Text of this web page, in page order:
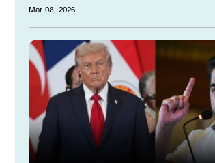
ദേവരകൊണ്ടയുടെ മറുപടി ഇങ്ങനെ..
Mar 08, 2026